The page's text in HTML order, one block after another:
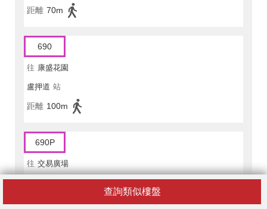
查詢類似樓盤
距離 70m
690
往 康盛花園
盧押道 站
距離 100m
690P
往 交易廣場
距離 70m